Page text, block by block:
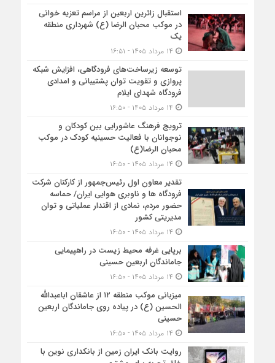
استقبال زائرین اربعین از مراسم تعزیه خوانی
در موکب محبان الرضا (ع) شهرداری منطقه
یک
توسعه زیرساخت‌های فرودگاهی، افزایش شبکه
پروازی و تقویت توان پشتیبانی و امدادی
فرودگاه شهدای ایلام
ترویج فرهنگ عاشورایی بین کودکان و
نوجوانان با فعالیت حسینیه کودک در موکب
محبان الرضا(ع)
تقدیر معاون اول رئیس‌جمهور از کارکنان شرکت
فرودگاه ها و ناوبری هوایی ایران/ حماسه
حضور مردم، نمادی از اقتدار عملیاتی و توان
مدیریتی کشور
برپایی غرفه محیط زیست در راهپیمایی
جاماندگان اربعین حسینی
میزبانی موکب منطقه ۱۲ از عاشقان اباعبدالله
الحسین (ع) در پیاده روی جاماندگان اربعین
حسینی
روایت بانک ایران زمین از بانکداری نوین با